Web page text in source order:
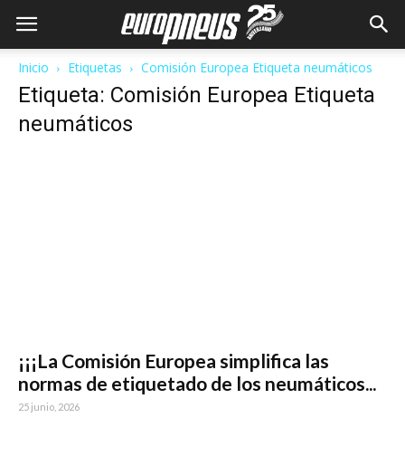
Inicio Etiquetas Comisión Europea Etiqueta neumáticos
Etiqueta: Comisión Europea Etiqueta
neumáticos
¡¡¡La Comisión Europea simplifica las
normas de etiquetado de los neumáticos...
25 junio, 2026